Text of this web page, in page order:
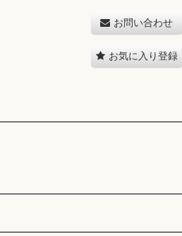
お問い合わせ
お気に入り登録